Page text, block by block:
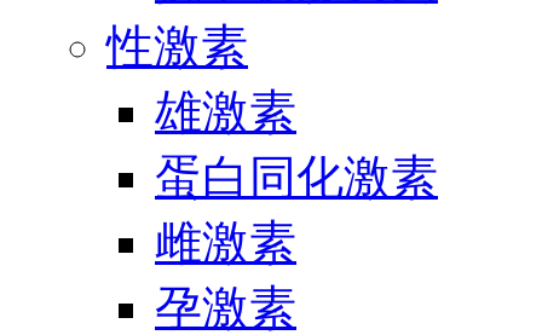
性激素
雄激素
蛋白同化激素
雌激素
孕激素